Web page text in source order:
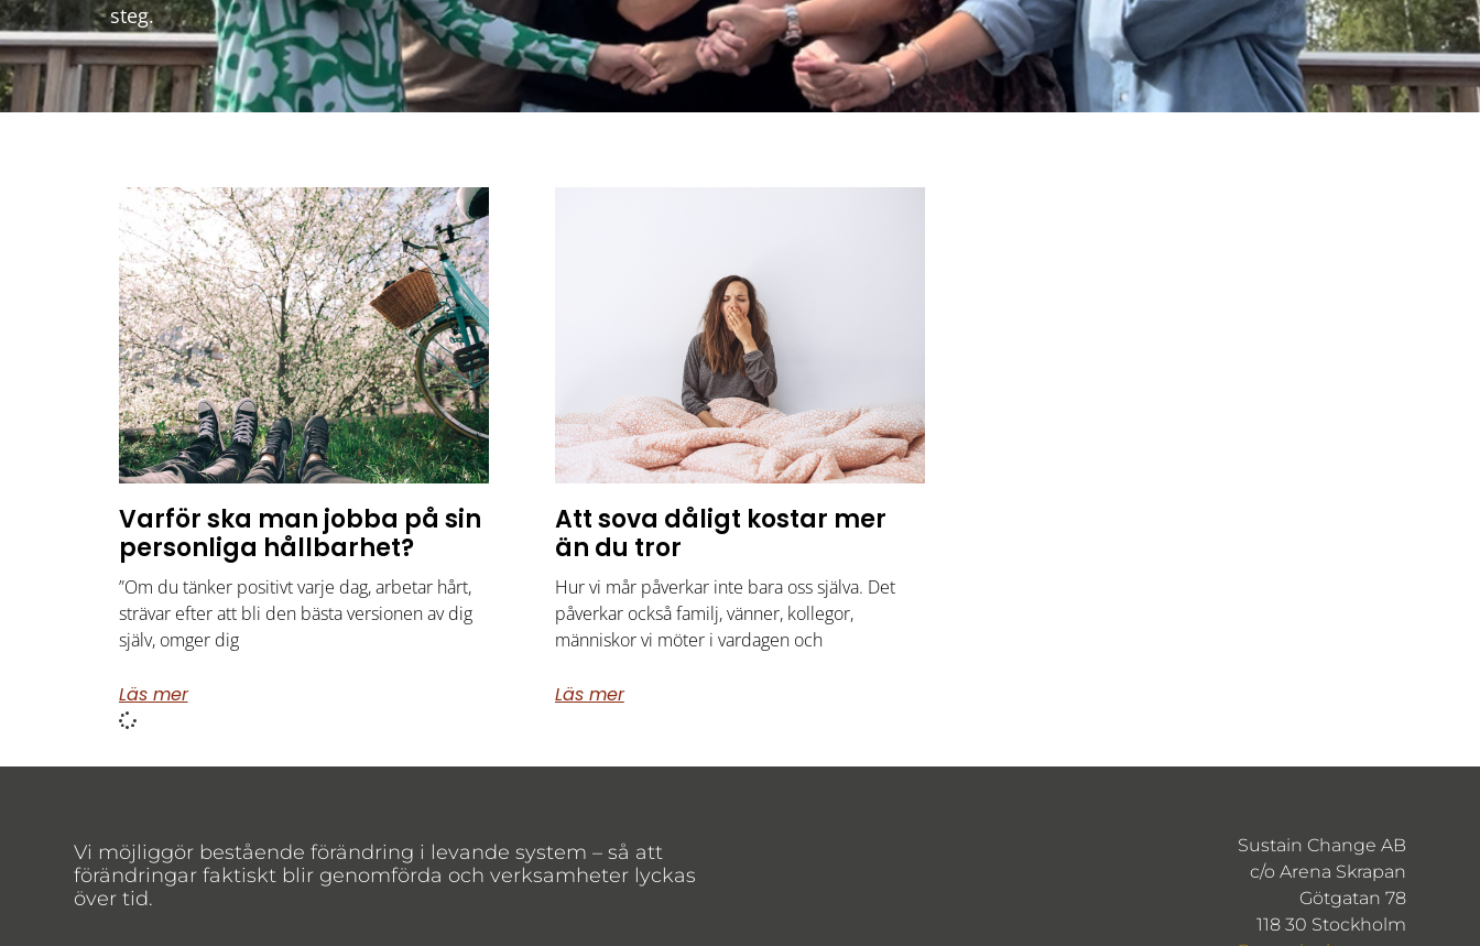
steg.
Varför ska man jobba på sin
personliga hållbarhet?
”Om du tänker positivt varje dag, arbetar hårt,
strävar efter att bli den bästa versionen av dig
själv, omger dig
Läs mer
Att sova dåligt kostar mer
än du tror
Hur vi mår påverkar inte bara oss själva. Det
påverkar också familj, vänner, kollegor,
människor vi möter i vardagen och
Läs mer
Vi möjliggör bestående förändring i levande system – så att
förändringar faktiskt blir genomförda och verksamheter lyckas
över tid.
Sustain Change AB
c/o Arena Skrapan
Götgatan 78
118 30 Stockholm